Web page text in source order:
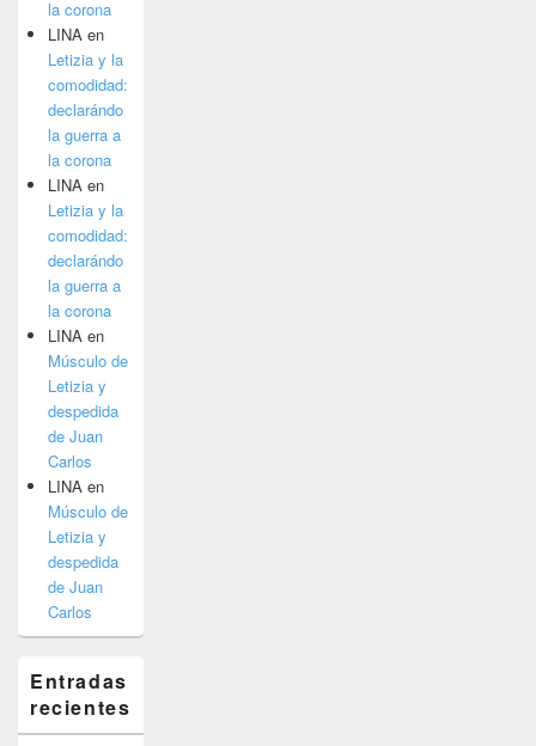
la corona
LINA en
Letizia y la
comodidad:
declarándo
la guerra a
la corona
LINA en
Letizia y la
comodidad:
declarándo
la guerra a
la corona
LINA en
Músculo de
Letizia y
despedida
de Juan
Carlos
LINA en
Músculo de
Letizia y
despedida
de Juan
Carlos
Entradas
recientes